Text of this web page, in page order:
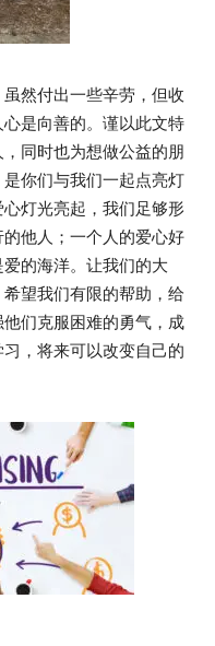
然付出一些辛劳，但收
是向善的。谨以此文特
同时也为想做公益的朋
你们与我们一起点亮灯
灯光亮起，我们足够形
他人；一个人的爱心好
的海洋。让我们的大
望我们有限的帮助，给
们克服困难的勇气，成
，将来可以改变自己的